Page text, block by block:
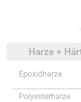
Harze +
Epoxidharze
Polyesterharze